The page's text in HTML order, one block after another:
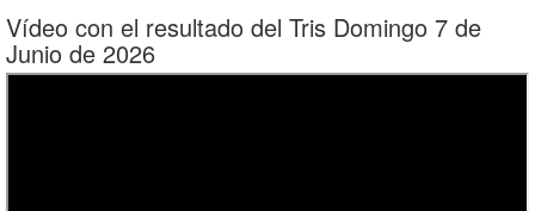
Vídeo con el resultado del Tris Domingo 7 de
Junio de 2026